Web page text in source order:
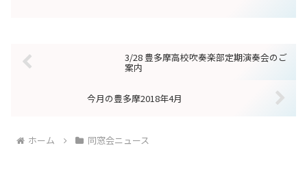
3/28 豊多摩高校吹奏楽部定期演奏会のご
案内
今月の豊多摩2018年4月
ホーム 同窓会ニュース